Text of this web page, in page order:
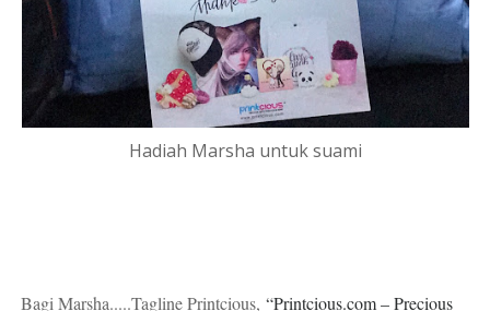
Hadiah Marsha untuk suami
Bagi Marsha.....Tagline Printcious,“Printcious.com – Precious